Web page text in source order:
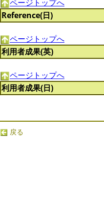
ページトップへ
Reference(日)
ページトップへ
利用者成果(英)
ページトップへ
利用者成果(日)
戻る